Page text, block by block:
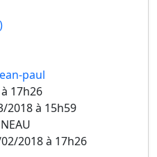
paul
17h26
2018 à 15h59
2018 à 17h26